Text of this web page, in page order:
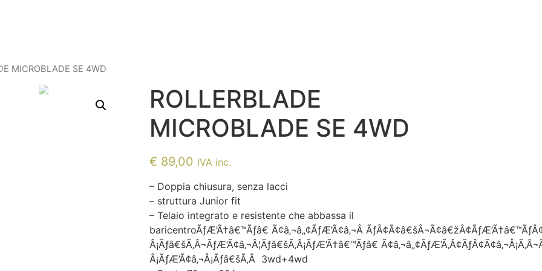
MICROBLADE SE 4WD
ROLLERBLADE
MICROBLADE SE 4WD
€ 89,00 IVA inc.
– Doppia chiusura, senza lacci
– struttura Junior fit
– Telaio integrato e resistente che abbassa il
baricentroÃƒÆ’Ã†â€™Ãƒâ€ Ã¢â‚¬â„¢ÃƒÆ’Ã¢â‚¬Â
Â¡Ãƒâ€šÃ‚Â¬ÃƒÆ’Ã¢â‚¬Â¦Ãƒâ€šÃ‚Â¡ÃƒÆ’Ã†â€™Ãƒâ€
Â¡ÃƒÆ’Ã¢â‚¬Å¡Ãƒâ€šÃ‚Â 3wd+4wd